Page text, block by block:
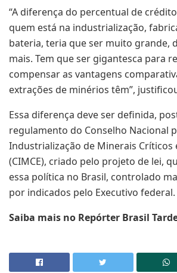
“A diferença do percentual de
quem está na industrialização,
bateria, teria que ser muito grande,
mais. Tem que ser gigantesca para
compensar as vantagens
extrações de minérios têm”,
Essa diferença deve ser definida,
regulamento do Conselho Nacional
Industrialização de Minerais Críticos
(CIMCE), criado pelo projeto de lei,
essa política no Brasil, controlado
por indicados pelo Executivo federal.
Saiba mais no Repórter Brasil